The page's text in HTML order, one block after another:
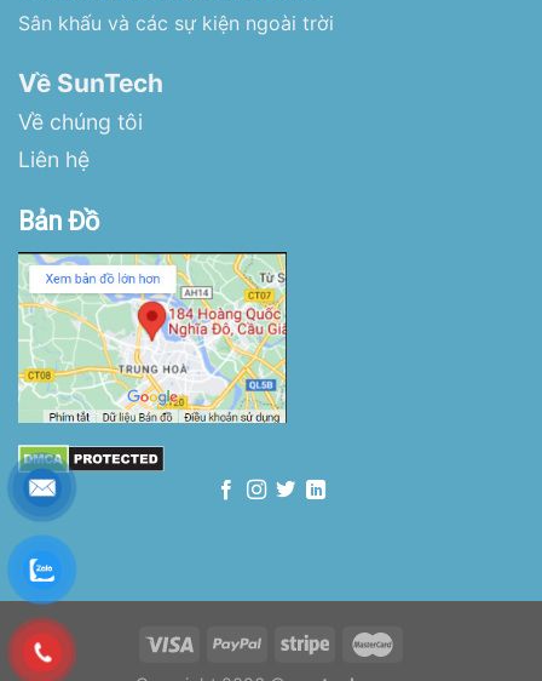
Sân khấu và các sự kiện ngoài trời
Về SunTech
Về chúng tôi
Liên hệ
Bản Đồ